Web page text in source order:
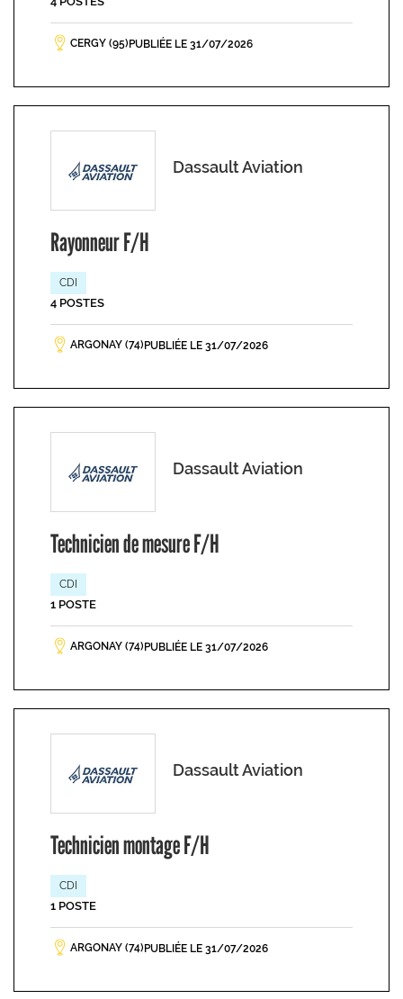
CERGY (95) PUBLIÉE LE 31/07/2026
Dassault Aviation
Rayonneur F/H
CDI
4 POSTES
ARGONAY (74) PUBLIÉE LE 31/07/2026
Dassault Aviation
Technicien de mesure F/H
CDI
1 POSTE
ARGONAY (74) PUBLIÉE LE 31/07/2026
Dassault Aviation
Technicien montage F/H
CDI
1 POSTE
ARGONAY (74) PUBLIÉE LE 31/07/2026